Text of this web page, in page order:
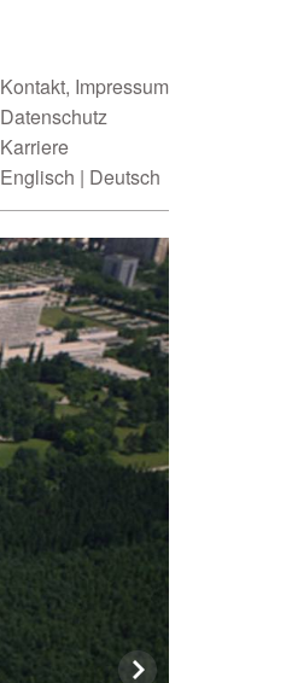
Kontakt, Impressum
Datenschutz
Karriere
Englisch | Deutsch